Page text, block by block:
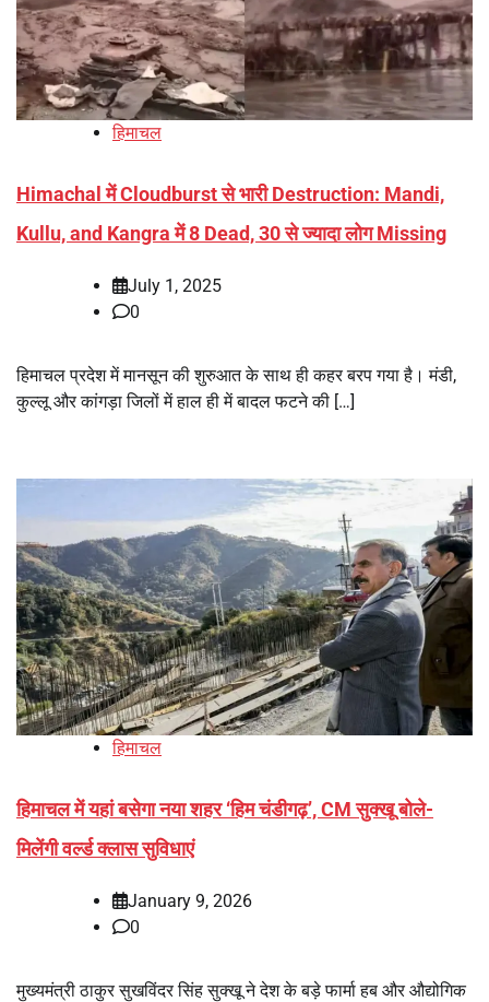
हिमाचल
Himachal में Cloudburst से भारी Destruction: Mandi,
Kullu, and Kangra में 8 Dead, 30 से ज्यादा लोग Missing
July 1, 2025
0
हिमाचल प्रदेश में मानसून की शुरुआत के साथ ही कहर बरप गया है। मंडी,
कुल्लू और कांगड़ा जिलों में हाल ही में बादल फटने की […]
हिमाचल
हिमाचल में यहां बसेगा नया शहर ‘हिम चंडीगढ़’, CM सुक्‍खू बोले-
मिलेंगी वर्ल्ड क्लास सुविधाएं
January 9, 2026
0
मुख्यमंत्री ठाकुर सुखविंदर सिंह सुक्खू ने देश के बड़े फार्मा हब और औद्योगिक